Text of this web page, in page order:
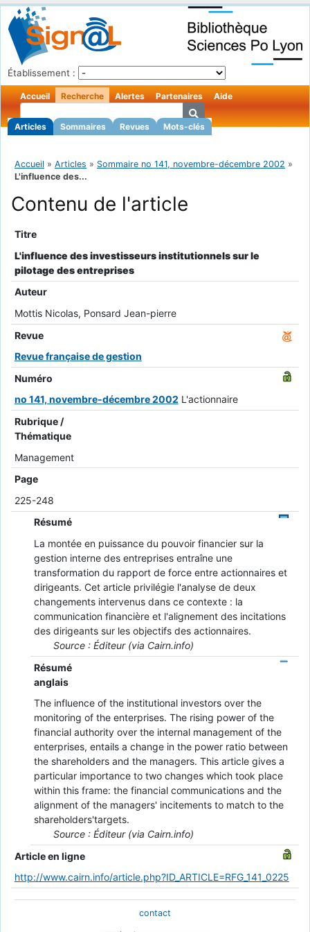
Établissement :
Accueil Recherche
Articles Sommaires Revues Mots-clés
Alertes Partenaires Aide
Accueil » Articles » Sommaire no 141, novembre-décembre 2002 »
L'influence des...
Contenu de l'article
Titre
L'influence des investisseurs institutionnels sur le
pilotage des entreprises
Auteur
Mottis Nicolas, Ponsard Jean-pierre
Revue
Revue française de gestion
Numéro
no 141, novembre-décembre 2002 L'actionnaire
Rubrique /
Thématique
Management
Page
225-248
Résumé
La montée en puissance du pouvoir financier sur la
gestion interne des entreprises entraîne une
transformation du rapport de force entre actionnaires et
dirigeants. Cet article privilégie l'analyse de deux
changements intervenus dans ce contexte : la
communication financière et l'alignement des incitations
des dirigeants sur les objectifs des actionnaires.
Source : Éditeur (via Cairn.info)
Résumé
anglais
The influence of the institutional investors over the
monitoring of the enterprises. The rising power of the
financial authority over the internal management of the
enterprises, entails a change in the power ratio between
the shareholders and the managers. This article gives a
particular importance to two changes which took place
within this frame: the financial communications and the
alignment of the managers' incitements to match to the
shareholders'targets.
Source : Éditeur (via Cairn.info)
Article en ligne
http://www.cairn.info/article.php?ID_ARTICLE=RFG_141_0225
contact